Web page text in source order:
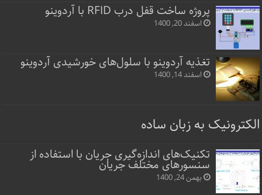
پروژه ساخت قفل‌ درب RFID با آردوینو
اسفند 20, 1400
تغذیه آردوینو با سلول‌های خورشیدی آردوینو
اسفند 14, 1400
الکترونیک به زبان ساده
تکنیک‌های اندازه‌گیری جریان با استفاده از
سنسورهای مختلف جریان
بهمن 24, 1400